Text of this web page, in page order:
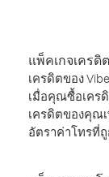
แพ็คเกจเครดิต
เครดิตของ
เมื่อคุณซื้อเคร
เครดิตของคุณ
อัตราค่าโทรที่